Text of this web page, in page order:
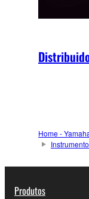
Home -
Produtos